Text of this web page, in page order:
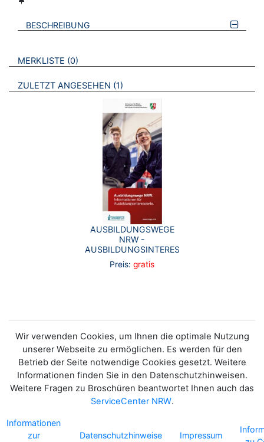
BESCHREIBUNG
VERWEISE AUF VERMERKTE- ODER ZULETZT ANGESEHENE
MERKLISTE 0 BROSCHÜREN
ZULETZT ANGESEHEN 1 BROSCHÜREN
AUSBILDUNGSWEGE
NRW -
AUSBILDUNGSINTERESSIERTE
Preis: gratis
Wir verwenden Cookies, um Ihnen die optimale Nutzung
unserer Webseite zu ermöglichen. Es werden für den
Betrieb der Seite notwendige Cookies gesetzt. Weitere
Informationen finden Sie in den Datenschutzhinweisen.
Weitere Fragen zu Broschüren beantwortet Ihnen auch das
ServiceCenter NRW.
Informationen
zur
Datenschutzhinweise Impressum